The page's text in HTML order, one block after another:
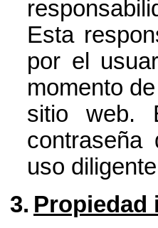
Esta
por el
momento
sitio web.
uso
3. Propiedad